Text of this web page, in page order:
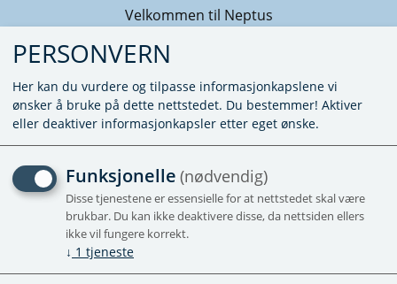
Velkommen til Neptus
KUNNE IKKE FINNE PRODUKTET
Forside
PERSONVERN
Her kan du vurdere og tilpasse informasjonkapslene vi
ønsker å bruke på dette nettstedet. Du bestemmer! Aktiver
eller deaktiver informasjonkapsler etter eget ønske.
Funksjonelle (nødvendig)
Disse tjenestene er essensielle for at nettstedet skal være
brukbar. Du kan ikke deaktivere disse, da nettsiden ellers
ikke vil fungere korrekt.
↓ 1 tjeneste